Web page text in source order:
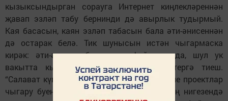
кызыксындырган сорауга Интернет киңлекләреннән
җавап эзләп табу бернинди дә авырлык тудырмый.
Кая басасын, каян эзләп табасын бала әти-әнисеннән
дә остарак белә. Тик шунысын истән чыгармаска
кирәк: әти-әниләр балаларга файдалы да, шул ук
вакытта кызыклы да видеолар күрсәтергә тиеш.
“Салават күпере” журналы шундый фикерле проектлар
чыгару буенча алда бара. Һәр проектның нигезендә